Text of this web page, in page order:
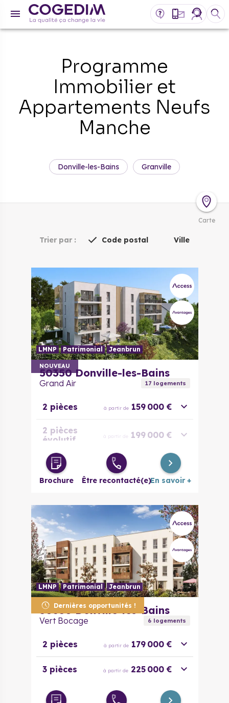
Programme
Immobilier et
Appartements Neufs
Manche
Donville-les-Bains Granville
Carte
Trier par : Code postal Ville
NOUVEAU
LMNP Patrimonial Jeanbrun
50350 Donville-les-Bains
Grand Air 17logements
2 pièces à partir de 159 000 €
2 pièces
évolutif
à partir de 199 000 €
3 pièces à partir de 215 000 €
Brochure Être recontacté(e)En savoir +
Dernières opportunités !
LMNP Patrimonial Jeanbrun
50350 Donville-les-Bains
Vert Bocage 6logements
2 pièces à partir de 179 000 €
3 pièces à partir de 225 000 €